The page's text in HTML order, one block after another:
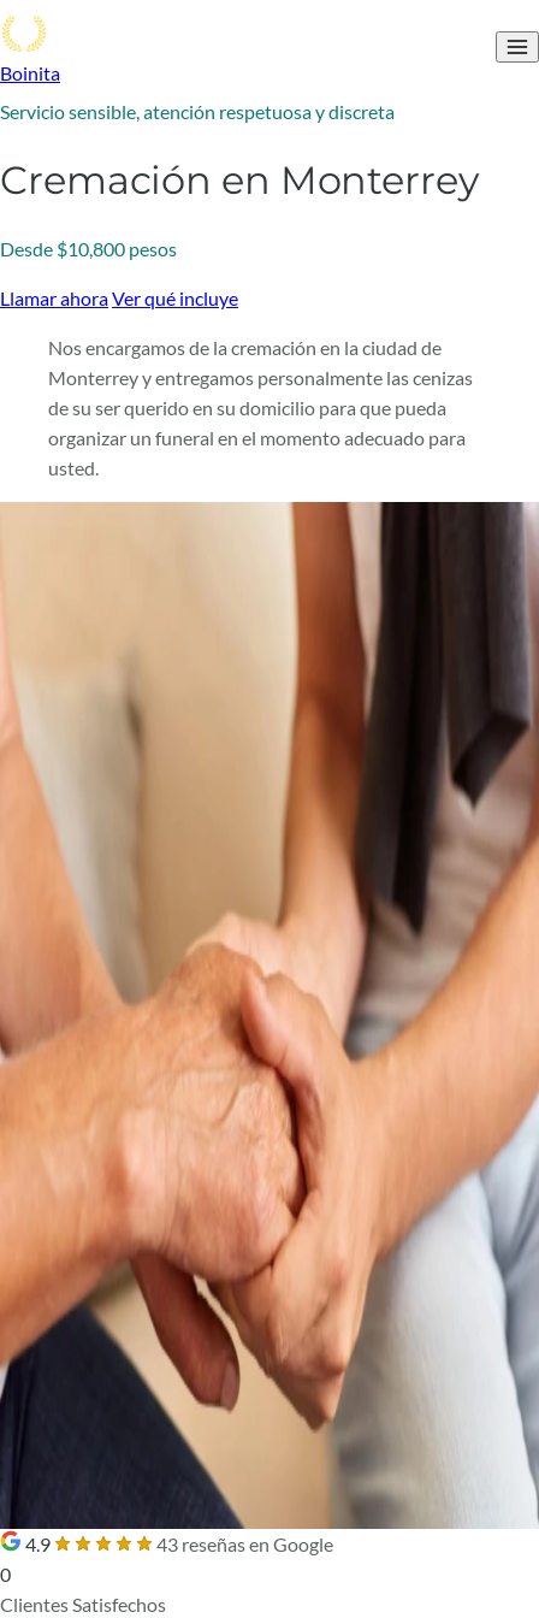
Boinita
Servicio sensible, atención respetuosa y discreta
Cremación en Monterrey
Desde $10,800 pesos
Llamar ahoraVer qué incluye
Nos encargamos de la cremación en la ciudad de
Monterrey y entregamos personalmente las cenizas
de su ser querido en su domicilio para que pueda
organizar un funeral en el momento adecuado para
usted.
4.9
43 reseñas en Google
0
Clientes Satisfechos